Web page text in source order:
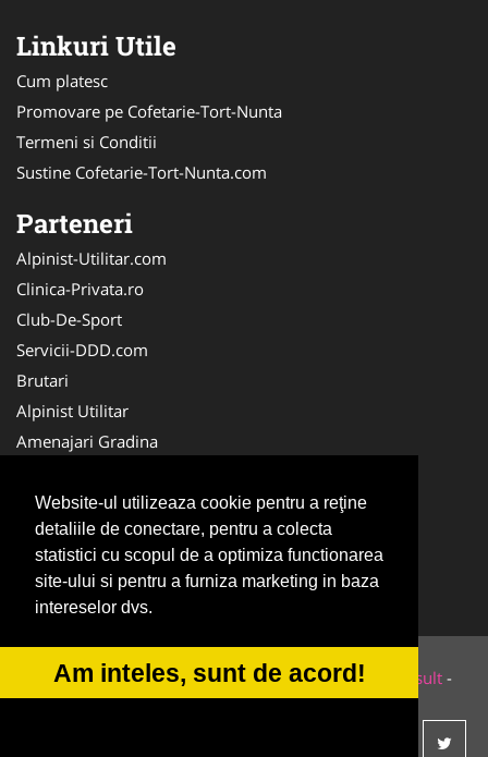
Website-ul utilizeaza cookie pentru a reţine
detaliile de conectare, pentru a colecta
statistici cu scopul de a optimiza functionarea
site-ului si pentru a furniza marketing in baza
intereselor dvs.
Am inteles, sunt de acord!
Linkuri Utile
Cum platesc
Promovare pe Cofetarie-Tort-Nunta
Termeni si Conditii
Sustine Cofetarie-Tort-Nunta.com
Parteneri
Alpinist-Utilitar.com
Clinica-Privata.ro
Club-De-Sport
Servicii-DDD.com
Brutari
Alpinist Utilitar
Amenajari Gradina
Cabinet-Individual.ro
CentruInchirieri.ro
HVP.ro
MedicAcupunctura.ro
© 2014-2026 Powered byVilonMedia&Tokaido Consult -